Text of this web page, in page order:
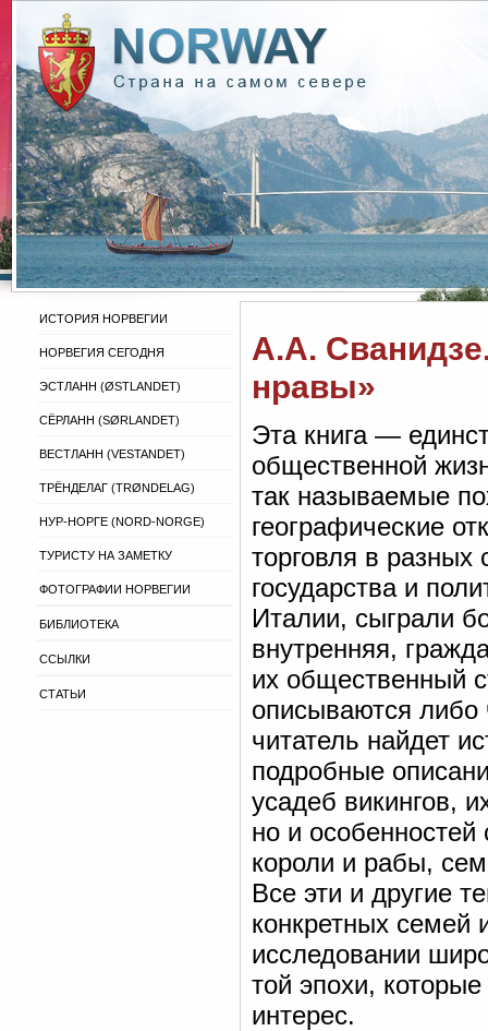
ИСТОРИЯ НОРВЕГИИ
НОРВЕГИЯ СЕГОДНЯ
ЭСТЛАНН (ØSTLANDET)
СЁРЛАНН (SØRLANDET)
ВЕСТЛАНН (VESTANDET)
ТРЁНДЕЛАГ (TRØNDELAG)
НУР-НОРГЕ (NORD-NORGE)
ТУРИСТУ НА ЗАМЕТКУ
ФОТОГРАФИИ НОРВЕГИИ
БИБЛИОТЕКА
ССЫЛКИ
СТАТЬИ
А.А.
нравы»
Эта книга —
общественной
так называемые
географические
торговля в разных
государства и
Италии, сыграли
внутренняя,
их общественный
описываются
читатель найдет
подробные
усадеб викингов,
но и
короли и рабы,
Все эти и другие
конкретных семей
исследовании
той эпохи,
интерес.